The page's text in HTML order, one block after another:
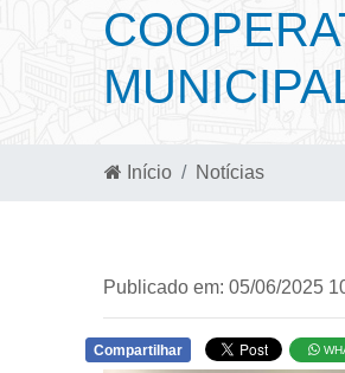
Início Notícias
Publicado em: 05/06/2025
Compartilhar